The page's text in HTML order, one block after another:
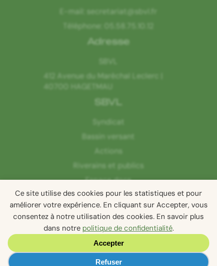
Ce site utilise des cookies pour les statistiques et pour
améliorer votre expérience. En cliquant sur Accepter, vous
consentez à notre utilisation des cookies. En savoir plus
dans notre politique de confidentialité.
Accepter
Refuser
Préférences des cookies
E-mail:
secretariat@sbvl.fr
Téléphone:
Adresse
412 Avenue du Maréchal Leclerc |
40700 HAGETMAU
SBVL
Syndicat
Bassin versant
Actions
Riverains et publics
Espace docs
Contact
Confidentialité
Mentions légales
Réalisation NSI Agence Ho5